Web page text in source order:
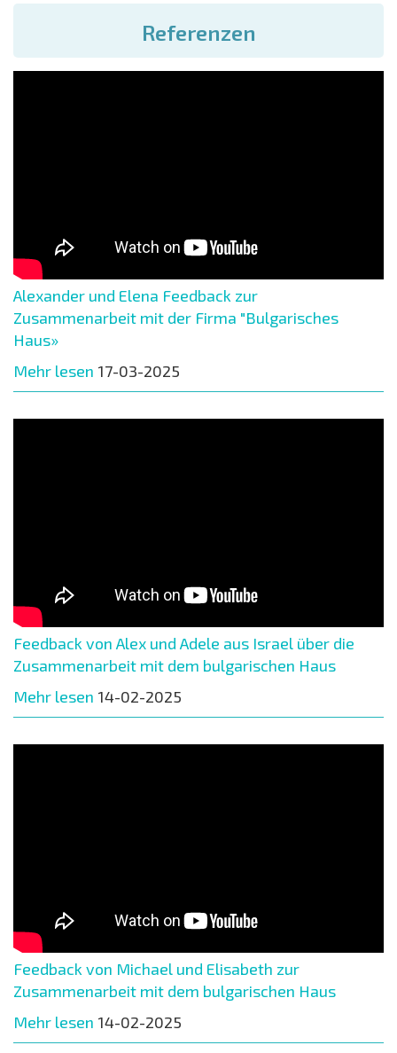
Referenzen
Alexander und Elena Feedback zur
Zusammenarbeit mit der Firma "Bulgarisches
Haus»
Mehr lesen 17-03-2025
Feedback von Alex und Adele aus Israel über die
Zusammenarbeit mit dem bulgarischen Haus
Mehr lesen 14-02-2025
Feedback von Michael und Elisabeth zur
Zusammenarbeit mit dem bulgarischen Haus
Mehr lesen 14-02-2025